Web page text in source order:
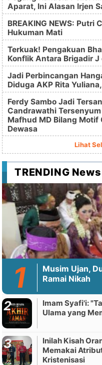
Aparat, Ini Alasan Irjen
BREAKING NEWS: Putri
Hukuman Mati
Terkuak! Pengakuan
Konflik Antara Brigadir J
Jadi Perbincangan
Diduga AKP Rita
Ferdy Sambo Jadi
Candrawathi
Mafhud MD Bilang Motif
Dewasa
Lihat
TRENDING News
Musim Ujan,
Ramai Nikah
Imam Syafi'i:
Ulama yang
Inilah Kisah
Memakai
Kristenisasi